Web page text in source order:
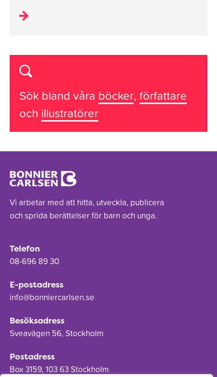
Sök bland våra böcker, författare
och illustratörer
Vi arbetar med att hitta, utveckla, publicera
och sprida berättelser för barn och unga.
Telefon
08-696 89 30
E-postadress
info@bonniercarlsen.se
Besöksadress
Sveavägen 56, Stockholm
Postadress
Box 3159, 103 63 Stockholm